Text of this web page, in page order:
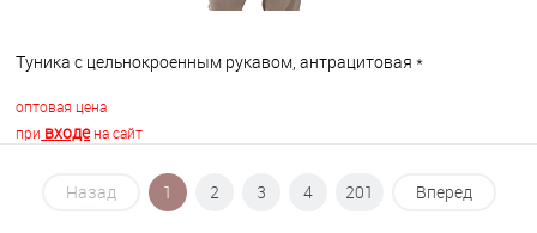
Туника с цельнокроенным рукавом, антрацитовая *
оптовая цена
при входена сайт
В корзину
Назад 1 2 3 4 201 Вперед